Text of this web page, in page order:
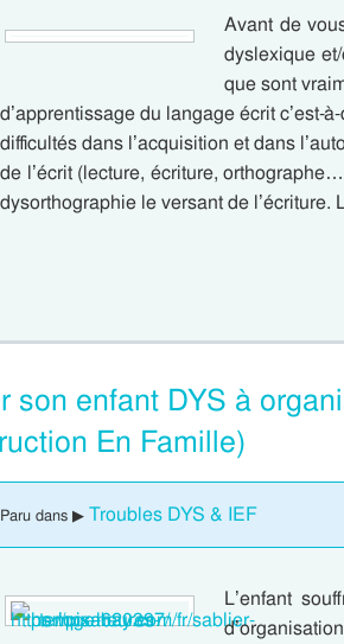
Avant de
dyslexique
que sont
d’apprentissage du langage écrit c’est-
difficultés dans l’acquisition et dans
de l’écrit (lecture, écriture,
dysorthographie le versant de
son enfant DYS à
En Famille)
Paru dans ▶ Troubles DYS & IEF
L’enfant